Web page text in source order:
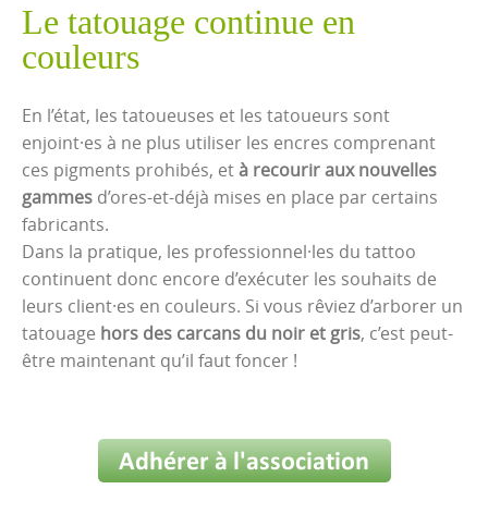
Le tatouage continue en
couleurs
En l’état, les tatoueuses et les tatoueurs sont
enjoint·es à ne plus utiliser les encres comprenant
ces pigments prohibés, età recourir aux nouvelles
gammes d’ores-et-déjà mises en place par certains
fabricants.
Dans la pratique, les professionnel·les du tattoo
continuent donc encore d’exécuter les souhaits de
leurs client·es en couleurs. Si vous rêviez d’arborer un
tatouage hors des carcans du noir et gris, c’est peut-
être maintenant qu’il faut foncer !